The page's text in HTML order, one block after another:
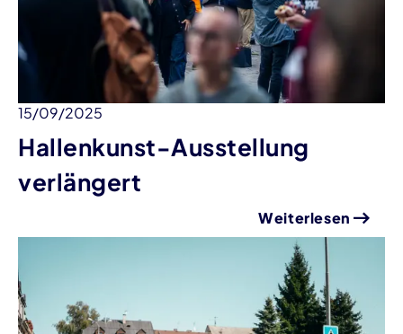
15/09/2025
Hallenkunst-Ausstellung
verlängert
Weiterlesen